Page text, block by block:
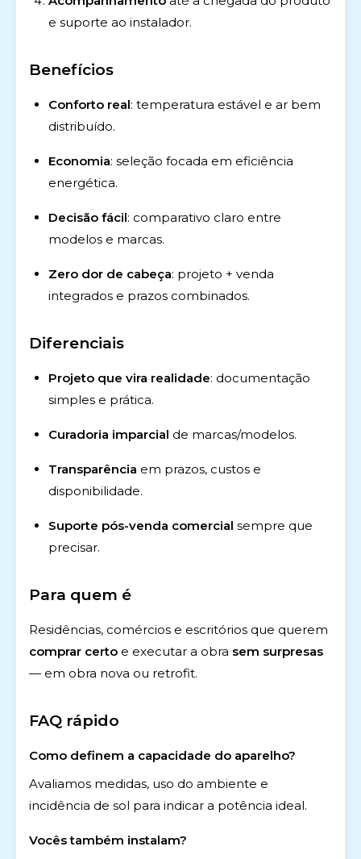
e suporte ao instalador.
Benefícios
Conforto real: temperatura estável e ar bem
distribuído.
Economia: seleção focada em eficiência
energética.
Decisão fácil: comparativo claro entre
modelos e marcas.
Zero dor de cabeça: projeto + venda
integrados e prazos combinados.
Diferenciais
Projeto que vira realidade: documentação
simples e prática.
Curadoria imparcial de marcas/modelos.
Transparência em prazos, custos e
disponibilidade.
Suporte pós-venda comercial sempre que
precisar.
Para quem é
Residências, comércios e escritórios que querem
comprar certo e executar a obra sem surpresas
— em obra nova ou retrofit.
FAQ rápido
Como definem a capacidade do aparelho?
Avaliamos medidas, uso do ambiente e
incidência de sol para indicar a potência ideal.
Vocês também instalam?